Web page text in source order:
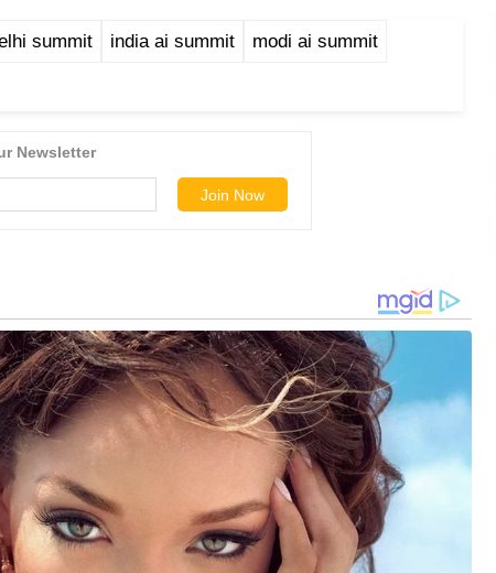
summit india ai summit modi ai summit